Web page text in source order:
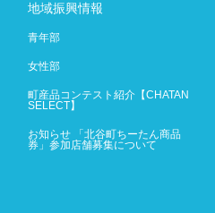
地域振興情報
青年部
女性部
町産品コンテスト紹介【CHATAN
SELECT】
お知らせ 「北谷町ちーたん商品
券」参加店舗募集について